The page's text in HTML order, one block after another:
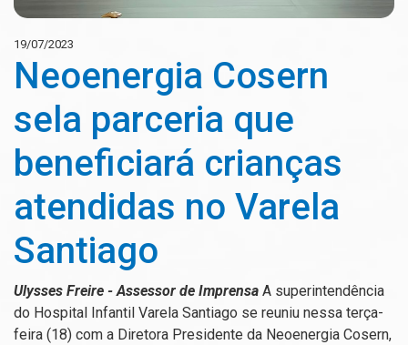
19/07/2023
Neoenergia Cosern
sela parceria que
beneficiará crianças
atendidas no Varela
Santiago
Ulysses Freire - Assessor de Imprensa A superintendência
do Hospital Infantil Varela Santiago se reuniu nessa terça-
feira (18) com a Diretora Presidente da Neoenergia Cosern,